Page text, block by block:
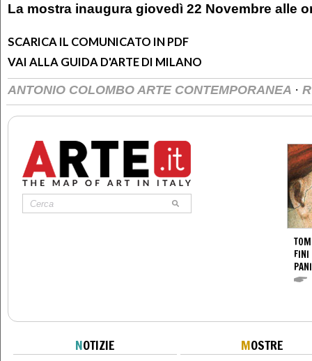
La mostra inaugura giovedì 22 Novembre alle
SCARICA IL COMUNICATO IN PDF
VAI ALLA GUIDA D'ARTE DI MILANO
ANTONIO COLOMBO ARTE CONTEMPORANEA ·
FINI
NOTIZIE MOSTRE